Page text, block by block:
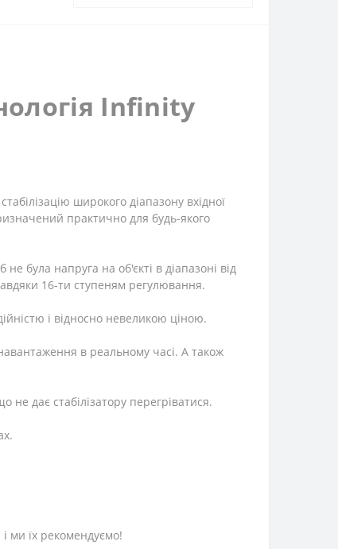
Infinity
широкого діапазону вхідної
практично для будь-якого
була напруга на об'єкті в діапазоні від
16-ти ступеням регулювання.
і відносно невеликою ціною.
в реальному часі. А також
дає стабілізатору перегріватися.
ми їх рекомендуємо!